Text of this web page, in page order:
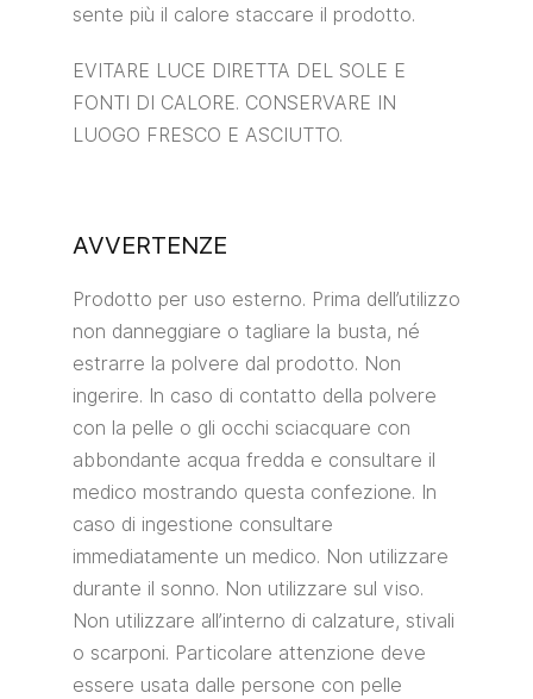
sente più il calore staccare il prodotto.
EVITARE LUCE DIRETTA DEL SOLE E
FONTI DI CALORE. CONSERVARE IN
LUOGO FRESCO E ASCIUTTO.
AVVERTENZE
Prodotto per uso esterno. Prima dell’utilizzo
non danneggiare o tagliare la busta, né
estrarre la polvere dal prodotto. Non
ingerire. In caso di contatto della polvere
con la pelle o gli occhi sciacquare con
abbondante acqua fredda e consultare il
medico mostrando questa confezione. In
caso di ingestione consultare
immediatamente un medico. Non utilizzare
durante il sonno. Non utilizzare sul viso.
Non utilizzare all’interno di calzature, stivali
o scarponi. Particolare attenzione deve
essere usata dalle persone con pelle